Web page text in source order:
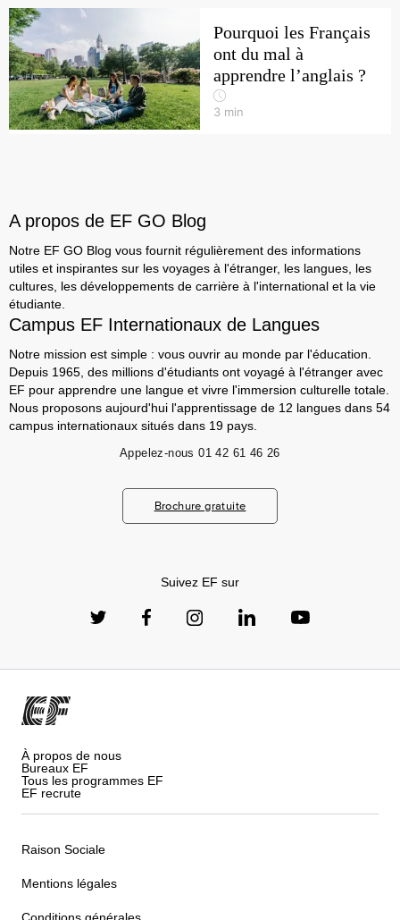
Pourquoi les Français
ont du mal à
apprendre l’anglais ?
3 min
A propos de EF GO Blog
Notre EF GO Blog vous fournit régulièrement des informations
utiles et inspirantes sur les voyages à l'étranger, les langues, les
cultures, les développements de carrière à l'international et la vie
étudiante.
Campus EF Internationaux de Langues
Notre mission est simple : vous ouvrir au monde par l'éducation.
Depuis 1965, des millions d'étudiants ont voyagé à l'étranger avec
EF pour apprendre une langue et vivre l'immersion culturelle totale.
Nous proposons aujourd'hui l'apprentissage de 12 langues dans 54
campus internationaux situés dans 19 pays.
Appelez-nous 01 42 61 46 26
Brochure gratuite
Suivez EF sur
À propos de nous
Bureaux EF
Tous les programmes EF
EF recrute
Raison Sociale
Mentions légales